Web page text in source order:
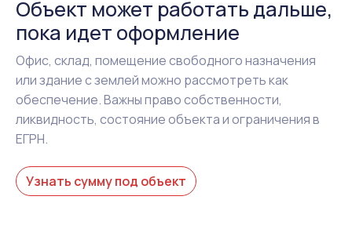
Объект может работать дальше,
пока идет оформление
Офис, склад, помещение свободного назначения
или здание с землей можно рассмотреть как
обеспечение. Важны право собственности,
ликвидность, состояние объекта и ограничения в
ЕГРН.
Узнать сумму под объект